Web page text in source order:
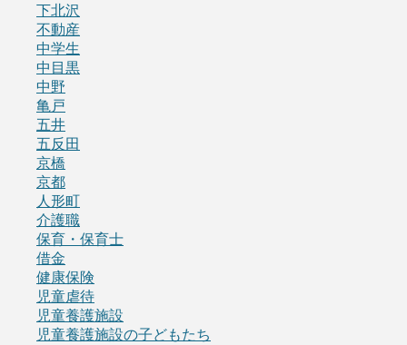
下北沢
不動産
中学生
中目黒
中野
亀戸
五井
五反田
京橋
京都
人形町
介護職
保育・保育士
借金
健康保険
児童虐待
児童養護施設
児童養護施設の子どもたち